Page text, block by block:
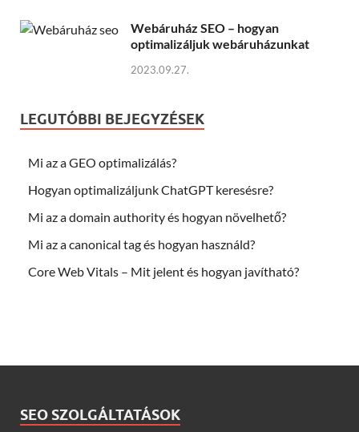
Webáruház SEO – hogyan
optimalizáljuk webáruházunkat
2023.09.27.
LEGUTÓBBI BEJEGYZÉSEK
Mi az a GEO optimalizálás?
Hogyan optimalizáljunk ChatGPT keresésre?
Mi az a domain authority és hogyan növelhető?
Mi az a canonical tag és hogyan használd?
Core Web Vitals – Mit jelent és hogyan javítható?
SEO SZOLGÁLTATÁSOK